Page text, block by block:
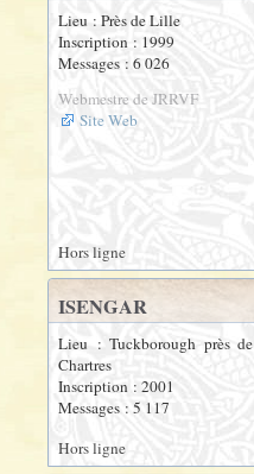
Lieu : Près de Lille
Inscription : 1999
Messages : 6 026
Webmestre de JRRVF
Site Web
Hors ligne
ISENGAR
Lieu : Tuckborough près de
Chartres
Inscription : 2001
Messages : 5 117
Hors ligne